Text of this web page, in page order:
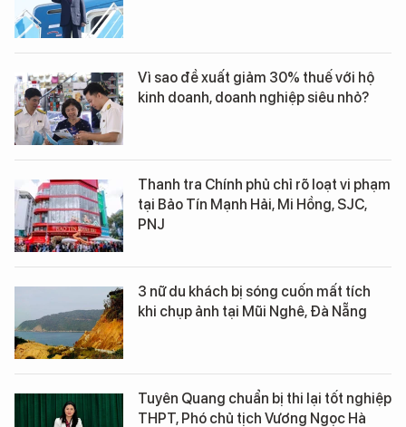
Vì sao đề xuất giảm 30% thuế với hộ
kinh doanh, doanh nghiệp siêu nhỏ?
Thanh tra Chính phủ chỉ rõ loạt vi phạm
tại Bảo Tín Mạnh Hải, Mi Hồng, SJC,
PNJ
3 nữ du khách bị sóng cuốn mất tích
khi chụp ảnh tại Mũi Nghê, Đà Nẵng
Tuyên Quang chuẩn bị thi lại tốt nghiệp
THPT, Phó chủ tịch Vương Ngọc Hà